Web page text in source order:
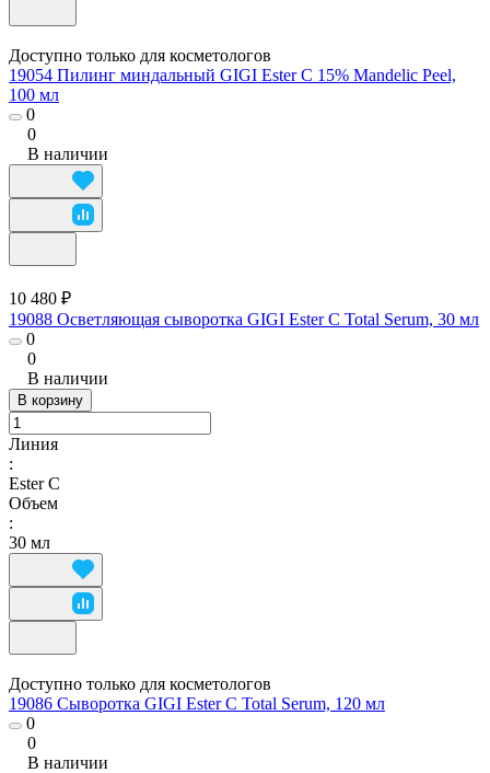
Доступно только для косметологов
19054 Пилинг миндальный GIGI Ester C 15% Mandelic Peel,
100 мл
0
0
В наличии
10 480 ₽
19088 Осветляющая сыворотка GIGI Ester C Total Serum, 30 мл
0
0
В наличии
В корзину
Линия
:
Ester C
Объем
:
30 мл
Доступно только для косметологов
19086 Сыворотка GIGI Ester C Total Serum, 120 мл
0
0
В наличии